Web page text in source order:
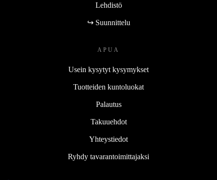
Lehdistö
↪ Suunnittelu
APUA
Usein kysytyt kysymykset
Tuotteiden kuntoluokat
Palautus
Takuuehdot
Yhteystiedot
Ryhdy tavarantoimittajaksi